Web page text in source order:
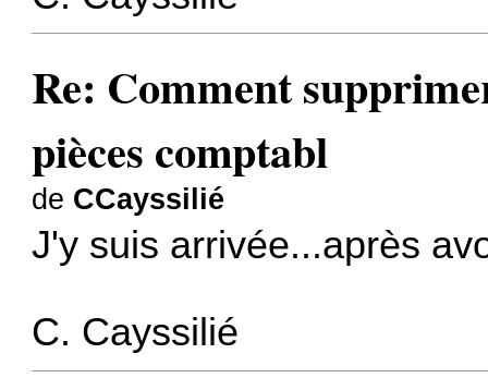
Re: Comment
pièces comptabl
de CCayssilié
J'y suis arrivée...après
C. Cayssilié